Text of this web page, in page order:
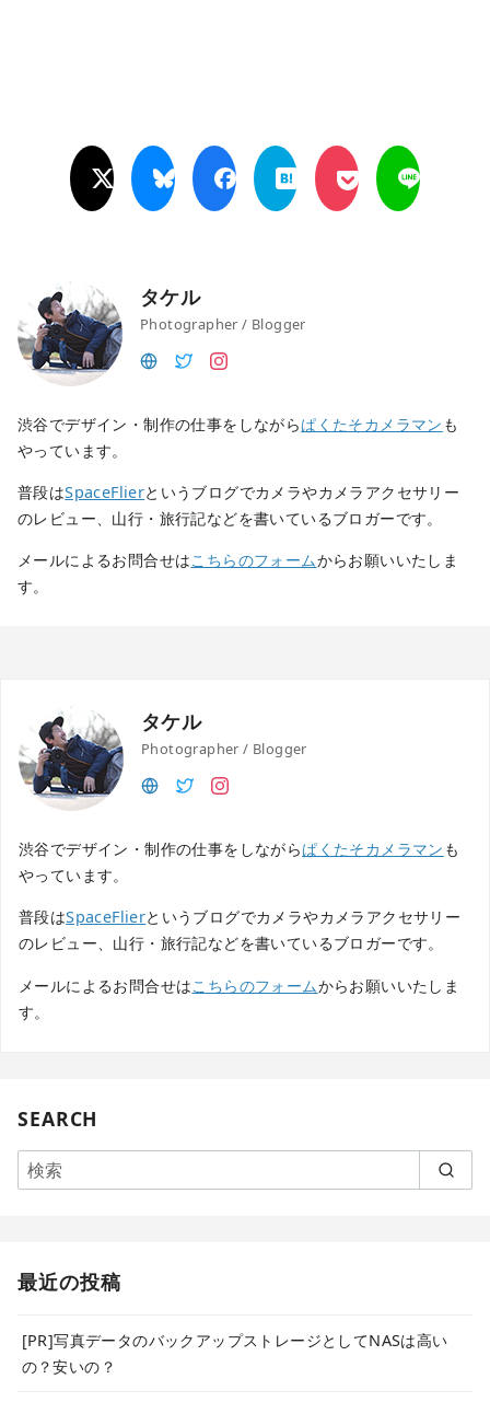
タケル
Photographer / Blogger
渋谷でデザイン・制作の仕事をしながらぱくたそカメラマン も
やっています。
普段はSpaceFlierというブログでカメラやカメラアクセサリー
のレビュー、山行・旅行記などを書いているブロガーです。
メールによるお問合せはこちらのフォームからお願いいたしま
す。
タケル
Photographer / Blogger
渋谷でデザイン・制作の仕事をしながらぱくたそカメラマン も
やっています。
普段はSpaceFlierというブログでカメラやカメラアクセサリー
のレビュー、山行・旅行記などを書いているブロガーです。
メールによるお問合せはこちらのフォームからお願いいたしま
す。
SEARCH
最近の投稿
[PR]写真データのバックアップストレージとしてNASは高い
の？安いの？